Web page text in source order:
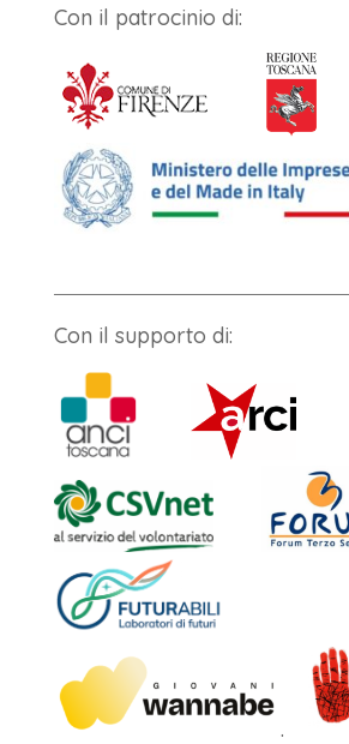
Con il patrocinio di:
Con il supporto di:
.